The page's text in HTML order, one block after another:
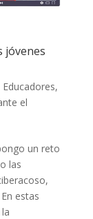
jóvenes
Educadores,
el
un reto
las
estas